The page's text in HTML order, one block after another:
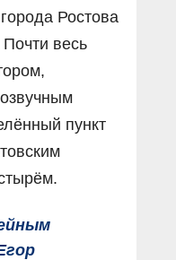
Ростова
весь
пункт